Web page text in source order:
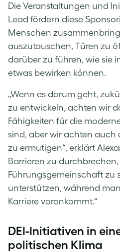
Die Veranstaltungen und
Lead fördern diese
Menschen
auszutauschen, Türen zu
darüber zu führen, wie sie
etwas bewirken können.
„Wenn es darum geht,
zu entwickeln, achten wir
Fähigkeiten für die
sind, aber wir achten auch
zu ermutigen“, erklärt
Barrieren zu
Führungsgemeinschaft zu
unterstützen, während
Karriere vorankommt.“
DEI-Initiativen in
politischen Klima